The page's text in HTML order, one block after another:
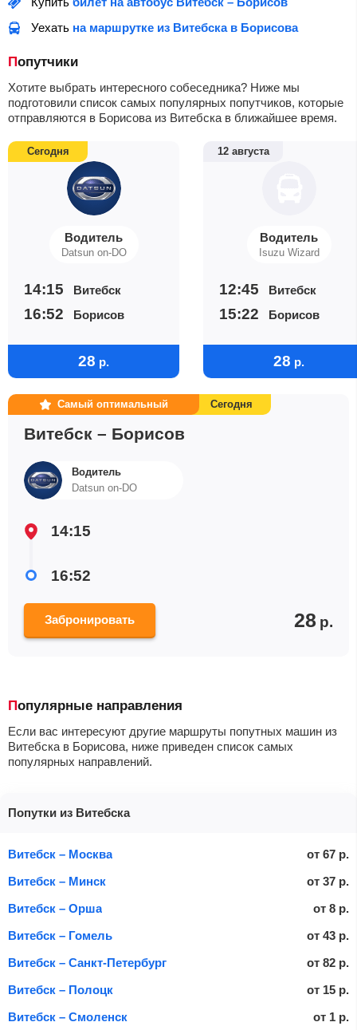
Уехать на маршрутке из Витебска в Борисова
Попутчики
Хотите выбрать интересного собеседника? Ниже мы
подготовили список самых популярных попутчиков, которые
отправляются в Борисова из Витебска в ближайшее время.
Сегодня
Водитель
Datsun on-DO
14:15 Витебск
16:52 Борисов
28 р.
12 августа
Водитель
Isuzu Wizard
12:45 Витебск
15:22 Борисов
28 р.
Самый оптимальный Сегодня
Витебск – Борисов
Водитель
Datsun on-DO
14:15
16:52
Забронировать 28 р.
Популярные направления
Если вас интересуют другие маршруты попутных машин из
Витебска в Борисова, ниже приведен список самых
популярных направлений.
Попутки из Витебска
Витебск – Москва от 67 р.
Витебск – Минск
от 37 р.
Витебск – Орша
от 8 р.
Витебск – Гомель
от 43 р.
Витебск – Санкт-Петербург
от 82 р.
Витебск – Полоцк
от 15 р.
Витебск – Смоленск
от 1 р.